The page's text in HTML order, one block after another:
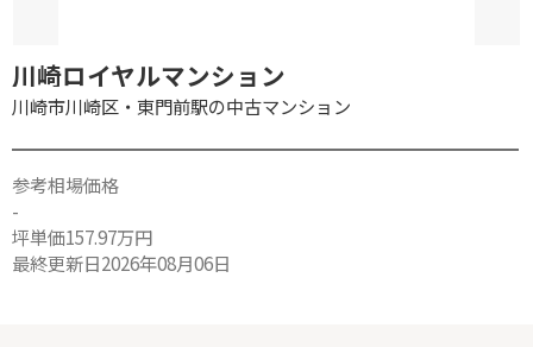
川崎ロイヤルマンション
川崎市川崎区・東門前駅の中古マンション
参考相場価格
-
坪単価157.97万円
最終更新日2026年08月06日